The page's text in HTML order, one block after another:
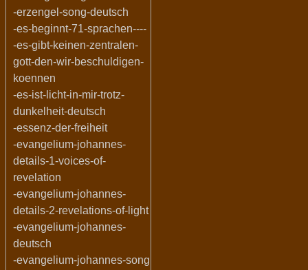
-erzengel-song-deutsch
-es-beginnt-71-sprachen----
-es-gibt-keinen-zentralen-
gott-den-wir-beschuldigen-
koennen
-es-ist-licht-in-mir-trotz-
dunkelheit-deutsch
-essenz-der-freiheit
-evangelium-johannes-
details-1-voices-of-
revelation
-evangelium-johannes-
details-2-revelations-of-light
-evangelium-johannes-
deutsch
-evangelium-johannes-song